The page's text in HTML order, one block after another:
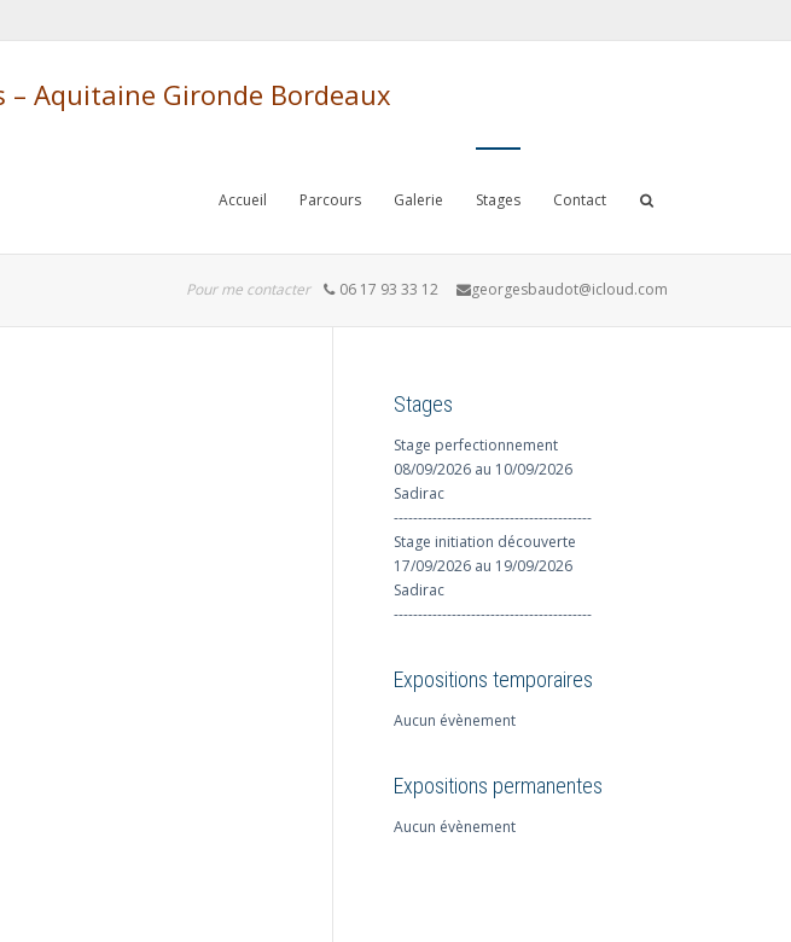
– Aquitaine Gironde Bordeaux
Accueil Parcours Galerie Stages Contact
Pour me contacter 06 17 93 33 12 georgesbaudot@icloud.com
Stages
Stage perfectionnement
08/09/2026 au 10/09/2026
Sadirac
-----------------------------------------
Stage initiation découverte
17/09/2026 au 19/09/2026
Sadirac
-----------------------------------------
Expositions temporaires
Aucun évènement
Expositions permanentes
Aucun évènement